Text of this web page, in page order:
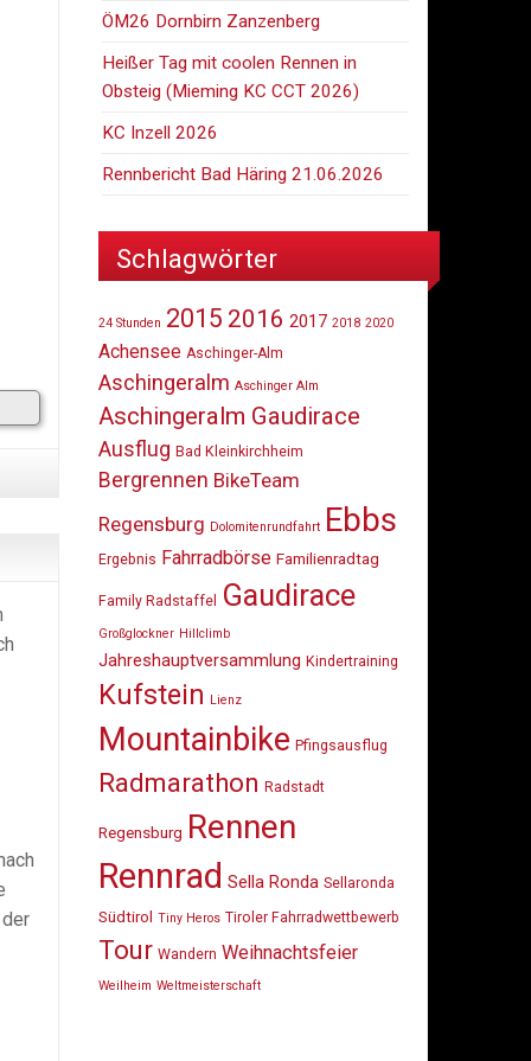
ÖM26 Dornbirn Zanzenberg
Heißer Tag mit coolen Rennen in
Obsteig (Mieming KC CCT 2026)
KC Inzell 2026
Rennbericht Bad Häring 21.06.2026
Schlagwörter
24 Stunden 2015 2016 2017 2018 2020
Achensee Aschinger-Alm
Aschingeralm Aschinger Alm
Aschingeralm Gaudirace
Ausflug Bad Kleinkirchheim
Bergrennen BikeTeam
Regensburg Dolomitenrundfahrt Ebbs
Ergebnis Fahrradbörse Familienradtag
Family Radstaffel Gaudirace
Großglockner Hillclimb
Jahreshauptversammlung Kindertraining
Kufstein Lienz
Mountainbike Pfingsausflug
Radmarathon Radstadt
Regensburg Rennen
Rennrad Sella Ronda Sellaronda
Südtirol Tiny Heros Tiroler Fahrradwettbewerb
Tour Wandern Weihnachtsfeier
Weilheim Weltmeisterschaft